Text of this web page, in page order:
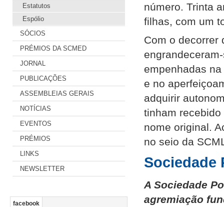
Estatutos
Espólio
SÓCIOS
PRÉMIOS DA SCMED
JORNAL
PUBLICAÇÕES
ASSEMBLEIAS GERAIS
NOTÍCIAS
EVENTOS
PRÉMIOS
LINKS
NEWSLETTER
facebook
número. Trinta
filhas, com um
Com o decorrer
empenhadas
e no
adquirir
tinham
nome original.
no seio da
Sociedade
A Sociedade
agremiação